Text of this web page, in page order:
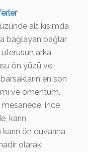
alt kısımda
bağlayan bağlar
arka
ön yüzü ve
en son
ve omentum.
ince
karın
ön duvarına
olarak